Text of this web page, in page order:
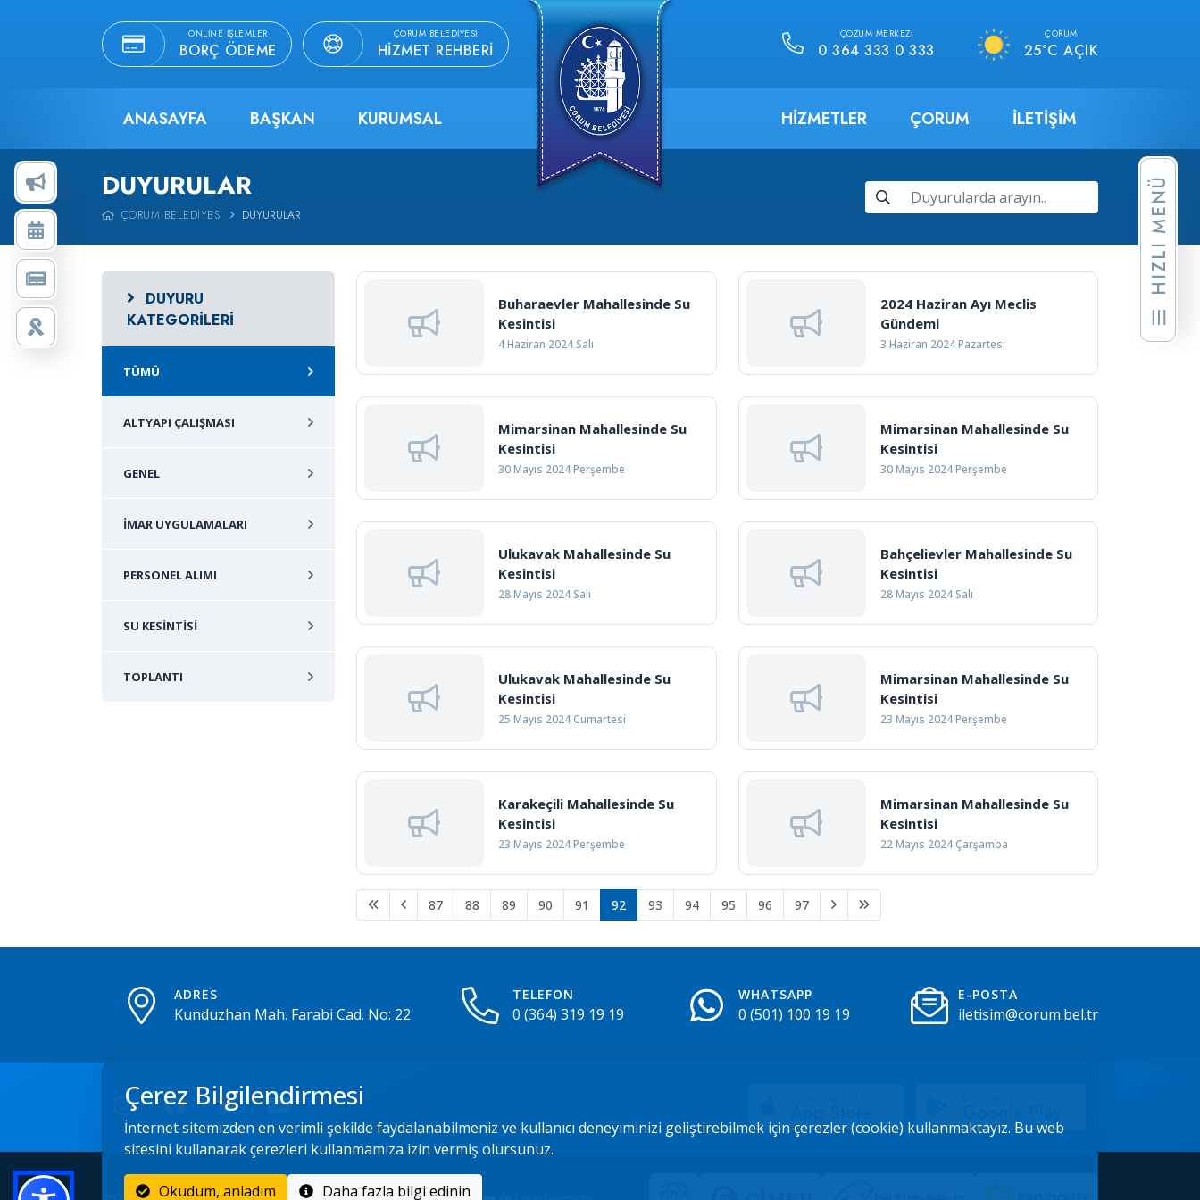
ONLINE İŞLEMLER
BORÇ ÖDEME
ÇORUM BELEDIYESI
HIZMET REHBERI
ÇÖZÜM MERKEZI
0 364 333 0 333
ÇORUM
25°C AÇIK
ANASAYFA BAŞKAN KURUMSAL HIZMETLER ÇORUM İLETIŞIM
DUYURULAR
ÇORUM BELEDIYESI DUYURULAR
DUYURU
KATEGORILERI
TÜMÜ
ALTYAPI ÇALIŞMASI
GENEL
İMAR UYGULAMALARI
PERSONEL ALIMI
SU KESINTISI
TOPLANTI
Buharaevler Mahallesinde Su
Kesintisi
4 Haziran 2024 Salı
2024 Haziran Ayı Meclis
Gündemi
3 Haziran 2024 Pazartesi
Mimarsinan Mahallesinde Su
Kesintisi
30 Mayıs 2024 Perşembe
Mimarsinan Mahallesinde Su
Kesintisi
30 Mayıs 2024 Perşembe
Ulukavak Mahallesinde Su
Kesintisi
28 Mayıs 2024 Salı
Bahçelievler Mahallesinde Su
Kesintisi
28 Mayıs 2024 Salı
Ulukavak Mahallesinde Su
Kesintisi
25 Mayıs 2024 Cumartesi
Mimarsinan Mahallesinde Su
Kesintisi
23 Mayıs 2024 Perşembe
Karakeçili Mahallesinde Su
Kesintisi
23 Mayıs 2024 Perşembe
Mimarsinan Mahallesinde Su
Kesintisi
22 Mayıs 2024 Çarşamba
87 88 89 90 91 92 93 94 95 96 97
ADRES
Kunduzhan Mah. Farabi Cad. No: 22
TELEFON
0 (364) 319 19 19
WHATSAPP
0 (501) 100 19 19
E-POSTA
iletisim@corum.bel.tr
HIZLI MENÜ
Çerez Bilgilendirmesi
İnternet sitemizden en verimli şekilde faydalanabilmeniz ve kullanıcı deneyiminizi geliştirebilmek için çerezler (cookie) kullanmaktayız. Bu web
sitesini kullanarak çerezleri kullanmamıza izin vermiş olursunuz.
Okudum, anladım Daha fazla bilgi edinin